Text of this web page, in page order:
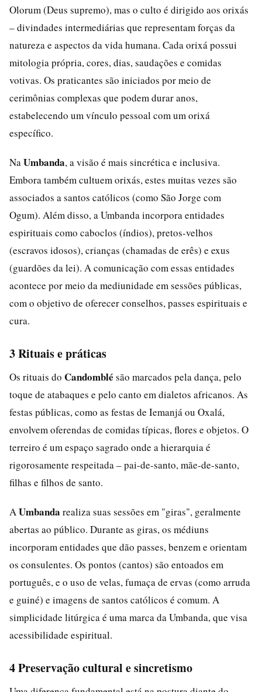
Olorum (Deus supremo), mas o culto é dirigido aos orixás
– divindades intermediárias que representam forças da
natureza e aspectos da vida humana. Cada orixá possui
mitologia própria, cores, dias, saudações e comidas
votivas. Os praticantes são iniciados por meio de
cerimônias complexas que podem durar anos,
estabelecendo um vínculo pessoal com um orixá
específico.
Na Umbanda, a visão é mais sincrética e inclusiva.
Embora também cultuem orixás, estes muitas vezes são
associados a santos católicos (como São Jorge com
Ogum). Além disso, a Umbanda incorpora entidades
espirituais como caboclos (índios), pretos-velhos
(escravos idosos), crianças (chamadas de erês) e exus
(guardões da lei). A comunicação com essas entidades
acontece por meio da mediunidade em sessões públicas,
com o objetivo de oferecer conselhos, passes espirituais e
cura.
3 Rituais e práticas
Os rituais do Candomblé são marcados pela dança, pelo
toque de atabaques e pelo canto em dialetos africanos. As
festas públicas, como as festas de Iemanjá ou Oxalá,
envolvem oferendas de comidas típicas, flores e objetos. O
terreiro é um espaço sagrado onde a hierarquia é
rigorosamente respeitada – pai-de-santo, mãe-de-santo,
filhas e filhos de santo.
A Umbanda realiza suas sessões em "giras", geralmente
abertas ao público. Durante as giras, os médiuns
incorporam entidades que dão passes, benzem e orientam
os consulentes. Os pontos (cantos) são entoados em
português, e o uso de velas, fumaça de ervas (como arruda
e guiné) e imagens de santos católicos é comum. A
simplicidade litúrgica é uma marca da Umbanda, que visa
acessibilidade espiritual.
4 Preservação cultural e sincretismo